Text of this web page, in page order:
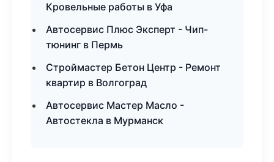
Кровельные работы в Уфа
Автосервис Плюс Эксперт - Чип-
тюнинг в Пермь
Строймастер Бетон Центр - Ремонт
квартир в Волгоград
Автосервис Мастер Масло -
Автостекла в Мурманск